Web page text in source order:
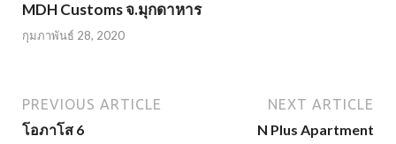
MDH Customs จ.มุกดาหาร
กุมภาพันธ์ 28, 2020
PREVIOUS ARTICLE
โอภาโส 6
NEXT ARTICLE
N Plus Apartment